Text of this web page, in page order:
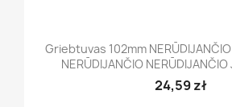
Griebtuvas 102mm
NERŪDIJANČIO NERŪDIJANČIO
24,59 zł